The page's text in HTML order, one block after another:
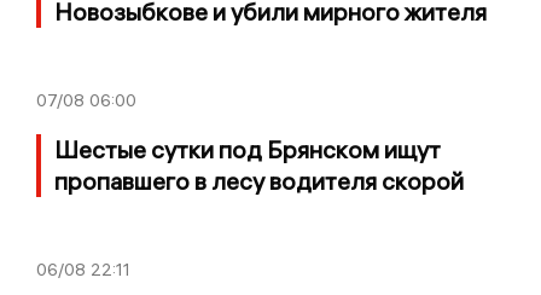
Новозыбкове и убили мирного жителя
07/08 06:00
Шестые сутки под Брянском ищут
пропавшего в лесу водителя скорой
06/08 22:11